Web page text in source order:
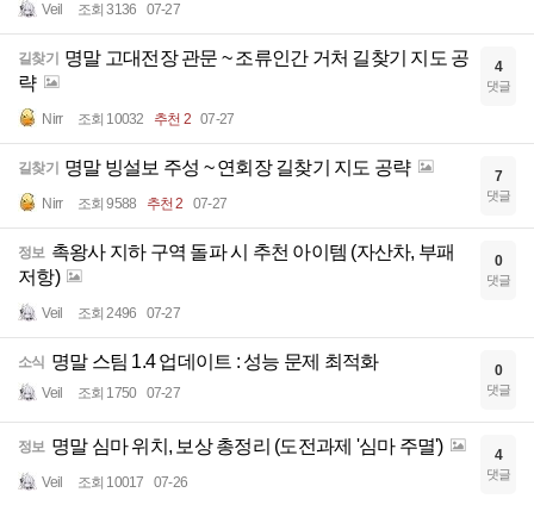
Veil 조회 3136 07-27
길찾기
명말 고대전장 관문 ~ 조류인간 거처 길찾기 지도 공
략
Nirr 조회 10032 추천 2 07-27
4
댓글
길찾기 명말 빙설보 주성 ~ 연회장 길찾기 지도 공략
Nirr 조회 9588 추천 2 07-27
7
댓글
정보 촉왕사 지하 구역 돌파 시 추천 아이템 (자산차, 부패
저항)
Veil 조회 2496 07-27
0
댓글
소식 명말 스팀 1.4 업데이트 : 성능 문제 최적화
Veil 조회 1750 07-27
0
댓글
정보 명말 심마 위치, 보상 총정리 (도전과제 '심마 주멸')
Veil 조회 10017 07-26
4
댓글